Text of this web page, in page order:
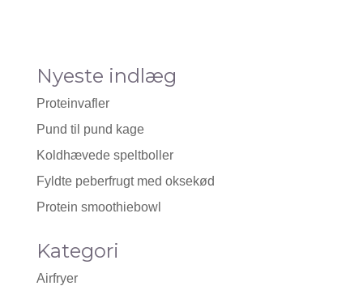
Nyeste indlæg
Proteinvafler
Pund til pund kage
Koldhævede speltboller
Fyldte peberfrugt med oksekød
Protein smoothiebowl
Kategori
Airfryer